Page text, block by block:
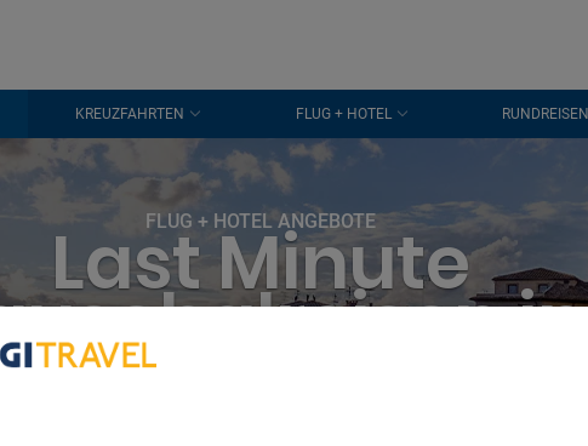
KREUZFAHRTEN FLUG + HOTEL RUNDREISEN
FLUG + HOTEL ANGEBOTE
Last Minute
in
Volterra